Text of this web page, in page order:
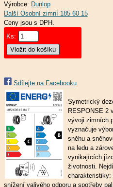
Výrobce: Dunlop
Ceny jsou s DPH.
Ks:
Sdílejte na Facebooku
Symetrický
RESPONSE 2
vývoji zimních
vyznačuje
sněhu a
na ledu a
vynikajících
životnosti.
charakteristiky:
snížení valivého odporu a spotřeby